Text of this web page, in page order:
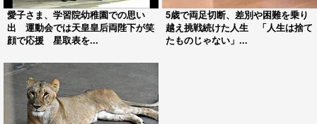
愛子さま、学習院幼稚園での思い
出 運動会では天皇皇后両陛下が笑
顔で応援 星取表を...
5歳で両足切断、差別や困難を乗り
越え挑戦続けた人生 「人生は捨て
たものじゃない」...